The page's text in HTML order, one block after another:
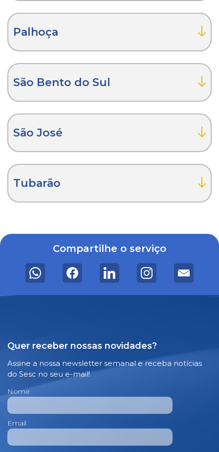
Palhoça
São Bento do Sul
São José
Tubarão
Compartilhe o serviço
Quer receber nossas novidades?
Assine a nossa newsletter semanal e receba notícias
do Sesc no seu e-mail!
Nome
Email